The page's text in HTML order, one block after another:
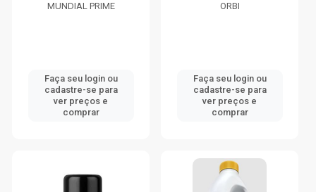
MUNDIAL PRIME
Faça seu login ou
cadastre-se para
ver preços e
comprar
ORBI
Faça seu login ou
cadastre-se para
ver preços e
comprar